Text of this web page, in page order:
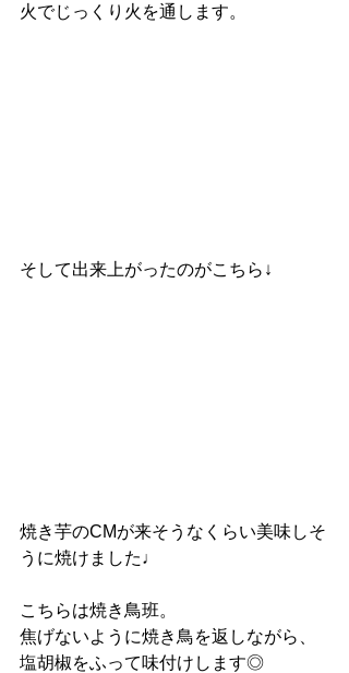
火でじっくり火を通します。
そして出来上がったのがこちら↓
焼き芋のCMが来そうなくらい美味しそ
うに焼けました♩
こちらは焼き鳥班。
焦げないように焼き鳥を返しながら、
塩胡椒をふって味付けします◎